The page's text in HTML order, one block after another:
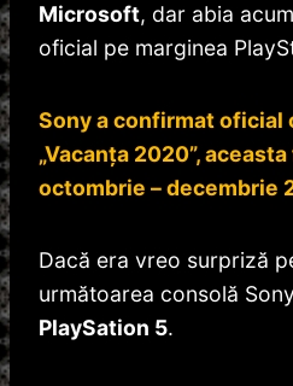
Microsoft, dar abia
oficial pe marginea
Sony a confirmat oficial
„Vacanța 2020”,
octombrie – decembrie
Dacă era vreo surpriză
următoarea consolă
PlaySation 5.